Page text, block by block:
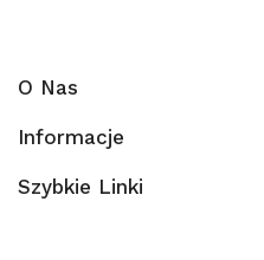
O Nas
Informacje
Szybkie Linki